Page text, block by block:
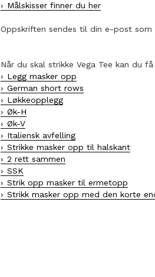
Målskisser finner du her
Oppskriften sendes til din e-post
Når du skal strikke Vega Tee kan du
Legg masker opp
German short rows
Løkkeopplegg
Øk-H
Øk-V
Italiensk avfelling
Strikke masker opp til halskant
2 rett sammen
SSK
Strik opp masker til ermetopp
Strikk masker opp med den korte